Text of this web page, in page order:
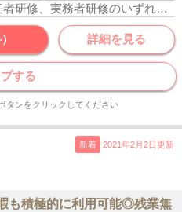
介護福祉士、初任者研修、実務者研修のいずれかの資格をお持ちの方
詳細を見る
する
タンをクリックしてください
新着 2021年2月2日更新
も積極的に利用可能◎残業無